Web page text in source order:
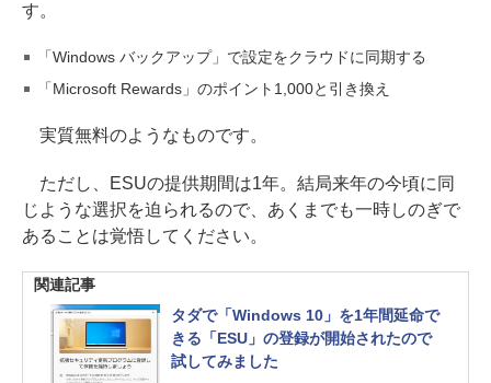
す。
「Windows バックアップ」で設定をクラウドに同期する
「Microsoft Rewards」のポイント1,000と引き換え
実質無料のようなものです。
ただし、ESUの提供期間は1年。結局来年の今頃に同
じような選択を迫られるので、あくまでも一時しのぎで
あることは覚悟してください。
関連記事
タダで「Windows 10」を1年間延命で
きる「ESU」の登録が開始されたので
試してみました